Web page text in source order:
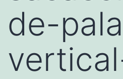
de-